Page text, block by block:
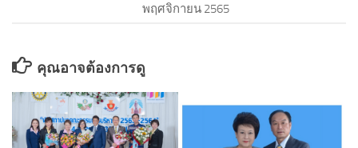
พฤศจิกายน 2565
คุณอาจต้องการดู